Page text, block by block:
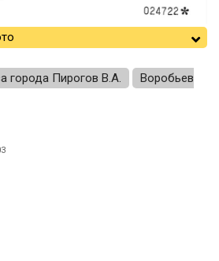
города Пирогов В.А.
Воробьев